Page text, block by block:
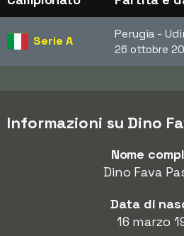
Serie A Perugia -
26 ottobre
Informazioni su Dino
Nome
Dino Fava
Data di
16 marzo